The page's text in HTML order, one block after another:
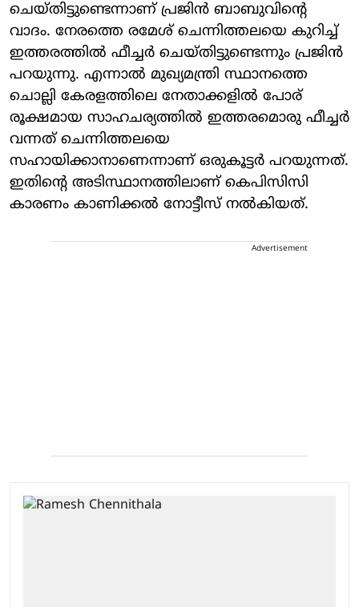
ചെയ്തിട്ടുണ്ടെന്നാണ് പ്രജിന്‍ ബാബുവിന്റെ
വാദം. നേരത്തെ രമേശ് ചെന്നിത്തലയെ കുറിച്ച്
ഇത്തരത്തില്‍ ഫീച്ചര്‍ ചെയ്തിട്ടുണ്ടെന്നും പ്രജിന്‍
പറയുന്നു. എന്നാല്‍ മുഖ്യമന്ത്രി സ്ഥാനത്തെ
ചൊല്ലി കേരളത്തിലെ നേതാക്കളില്‍ പോര്
രൂക്ഷമായ സാഹചര്യത്തില്‍ ഇത്തരമൊരു ഫീച്ചര്‍
വന്നത് ചെന്നിത്തലയെ
സഹായിക്കാനാണെന്നാണ് ഒരുകൂട്ടര്‍ പറയുന്നത്.
ഇതിന്റെ അടിസ്ഥാനത്തിലാണ് കെപിസിസി
കാരണം കാണിക്കല്‍ നോട്ടീസ് നല്‍കിയത്.
Advertisement